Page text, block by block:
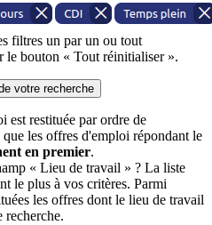
filtres un par un ou tout
le bouton « Tout réinitialiser ».
votre recherche
est restituée par ordre de
les offres d'emploi répondant le
en premier.
« Lieu de travail » ? La liste
le plus à vos critères. Parmi
les offres dont le lieu de travail
recherche.